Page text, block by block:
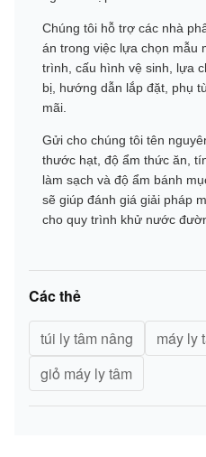
Chúng tôi hỗ trợ các nhà
án trong việc lựa chọn mẫu
trình, cấu hình vệ sinh, lựa
bị, hướng dẫn lắp đặt, phụ
mãi.
Gửi cho chúng tôi tên
thước hạt, độ ẩm thức ăn,
làm sạch và độ ẩm bánh
sẽ giúp đánh giá giải pháp
cho quy trình khử nước
Các thẻ
túi ly tâm nâng
máy ly
giỏ máy ly tâm